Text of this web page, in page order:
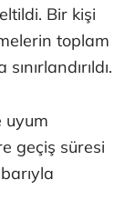
Bir kişi
toplam
uyum
geçiş süresi